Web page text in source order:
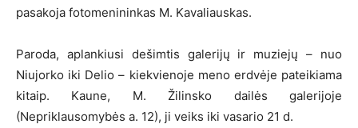
pasakoja fotomenininkas M. Kavaliauskas.
Paroda, aplankiusi dešimtis galerijų ir muziejų – nuo
Niujorko iki Delio – kiekvienoje meno erdvėje pateikiama
kitaip. Kaune, M. Žilinsko dailės galerijoje
(Nepriklausomybės a. 12), ji veiks iki vasario 21 d.